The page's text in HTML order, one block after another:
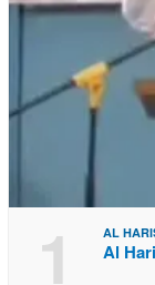
1 AL
Al